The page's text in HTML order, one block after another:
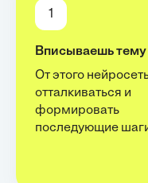
1
Вписываешь тему
От этого
отталкиваться и
формировать
последующие